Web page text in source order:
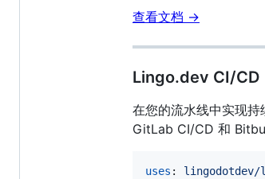
查看文档 →
Lingo.dev CI/CD
在您的流水线中实现
GitLab CI/CD 和
uses : lingodotdev/